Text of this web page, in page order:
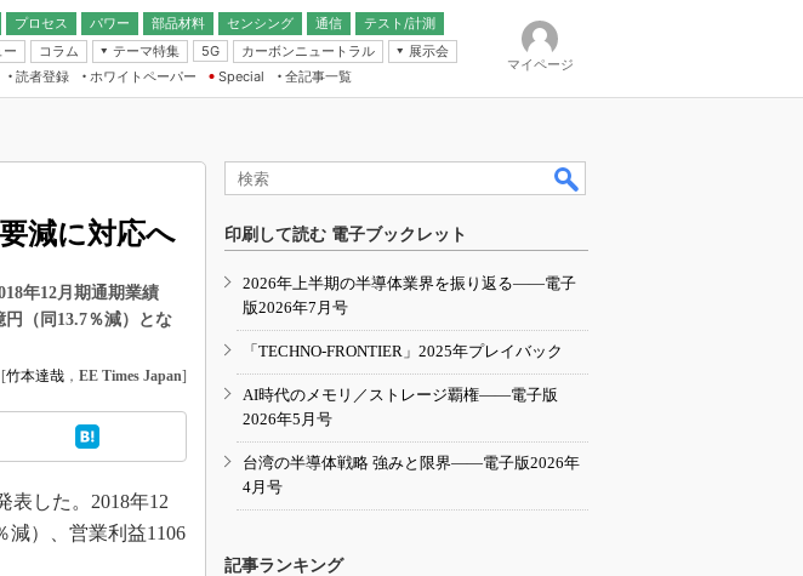
プロセス パワー 部品材料 センシング
通信
無線
テスト/計測
ー コラム
テーマ特集
）
EDN
5G カーボンニュートラル
展示会
IoT・エッジコンピューティング
EXPO
TECHNO-FRONTIER
人とくるま展
読者登録 ホワイトペーパー
Special
全記事一覧
マイページ
減に対応へ
年12月期通期業績
円（同13.7％減）とな
[竹本達哉 ， EE Times Japan]
表した。2018年12
減）、営業利益1106
印刷して読む 電子ブックレット
2026年上半期の半導体業界を振り返る――電子
版2026年7月号
「TECHNO-FRONTIER」2025年プレイバック
AI時代のメモリ／ストレージ覇権――電子版
2026年5月号
台湾の半導体戦略 強みと限界――電子版2026年
4月号
記事ランキング